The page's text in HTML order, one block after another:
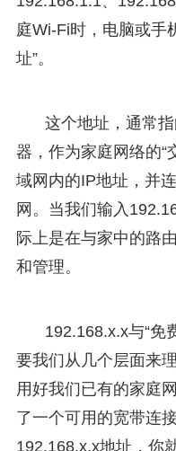
庭Wi-Fi时，电脑或手
址”。
这个地址，通常
器，作为家庭网络的“
域网内的IP地址，并
网。当我们输入
际上是在与家中的路
和管理。
192.168.x.x与“免
要我们从几个层面来
用好我们已有的家庭
了一个可用的宽带连
192.168.x.x地址，你